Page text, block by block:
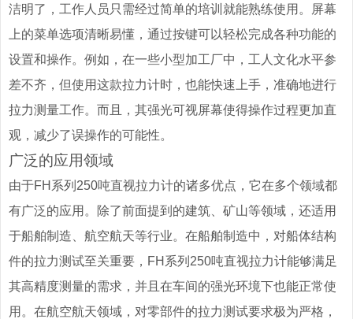
洁明了，工作人员只需经过简单的培训就能熟练使用。屏幕
上的菜单选项清晰易懂，通过按键可以轻松完成各种功能的
设置和操作。例如，在一些小型加工厂中，工人文化水平参
差不齐，但使用这款拉力计时，也能快速上手，准确地进行
拉力测量工作。而且，其强光可视屏幕使得操作过程更加直
观，减少了误操作的可能性。
广泛的应用领域
由于FH系列250吨直视拉力计的诸多优点，它在多个领域都
有广泛的应用。除了前面提到的建筑、矿山等领域，还适用
于船舶制造、航空航天等行业。在船舶制造中，对船体结构
件的拉力测试至关重要，FH系列250吨直视拉力计能够满足
其高精度测量的需求，并且在车间的强光环境下也能正常使
用。在航空航天领域，对零部件的拉力测试要求极为严格，